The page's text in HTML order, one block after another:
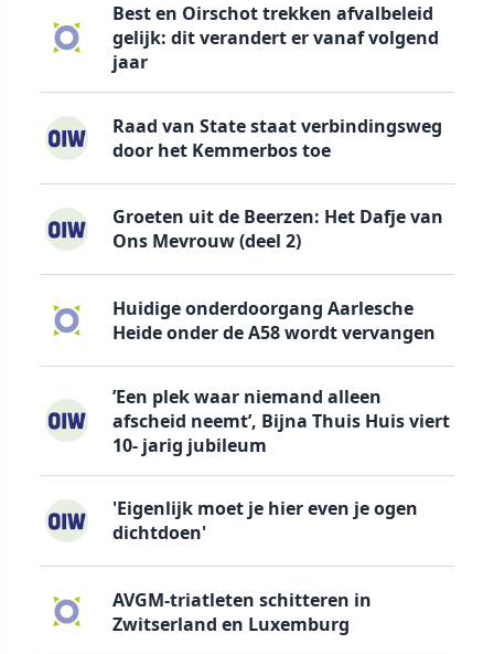
Best en Oirschot trekken afvalbeleid
gelijk: dit verandert er vanaf volgend
jaar
Raad van State staat verbindingsweg
door het Kemmerbos toe
Groeten uit de Beerzen: Het Dafje van
Ons Mevrouw (deel 2)
Huidige onderdoorgang Aarlesche
Heide onder de A58 wordt vervangen
’Een plek waar niemand alleen
afscheid neemt’, Bijna Thuis Huis viert
10- jarig jubileum
'Eigenlijk moet je hier even je ogen
dichtdoen'
AVGM-triatleten schitteren in
Zwitserland en Luxemburg